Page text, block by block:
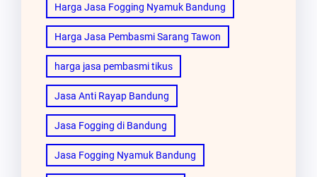
Harga Jasa Fogging Nyamuk Bandung
Harga Jasa Pembasmi Sarang Tawon
harga jasa pembasmi tikus
Jasa Anti Rayap Bandung
Jasa Fogging di Bandung
Jasa Fogging Nyamuk Bandung